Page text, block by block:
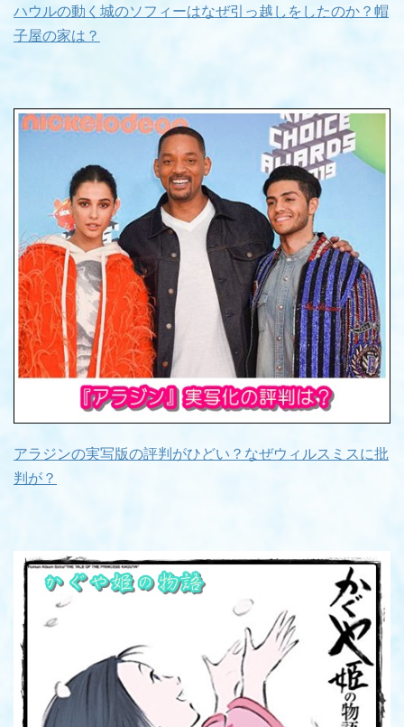
ハウルの動く城のソフィーはなぜ引っ越しをしたのか？帽
子屋の家は？
アラジンの実写版の評判がひどい？なぜウィルスミスに批
判が？